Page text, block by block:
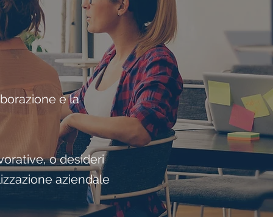
e la
o desideri
aziendale